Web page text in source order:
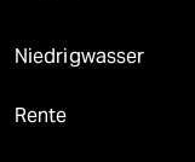
Niedrigwasser
Rente